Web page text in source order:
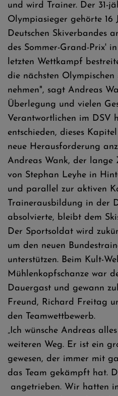
und wird Trainer. Der 31-
Olympiasieger gehörte 16
Deutschen Skiverbandes
des Sommer-Grand-Prix'
letzten Wettkampf
die nächsten
nehmen", sagt Andreas
Überlegung und vielen
Verantwortlichen im DSV
entschieden, dieses
neue Herausforderung
Andreas Wank, der lange
von Stephan Leyhe in
und parallel zur aktiven
Trainerausbildung in der
absolvierte, bleibt dem
Der Sportsoldat wird
um den neuen
unterstützen. Beim Kult-
Mühlenkopfschanze war
Dauergast und gewann
Freund, Richard Freitag
den Teamwettbewerb.
„Ich wünsche Andreas
weiteren Weg. Er ist ein
gewesen, der immer mit
das Team gekämpft hat.
angetrieben. Wir hatten